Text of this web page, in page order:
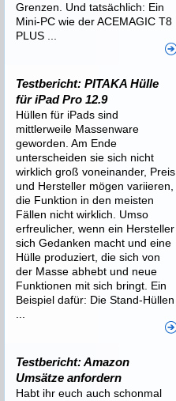
Grenzen. Und tatsächlich: Ein
Mini-PC wie der ACEMAGIC T8
PLUS ...
Testbericht: PITAKA Hülle
für iPad Pro 12.9
Hüllen für iPads sind
mittlerweile Massenware
geworden. Am Ende
unterscheiden sie sich nicht
wirklich groß voneinander, Preis
und Hersteller mögen variieren,
die Funktion in den meisten
Fällen nicht wirklich. Umso
erfreulicher, wenn ein Hersteller
sich Gedanken macht und eine
Hülle produziert, die sich von
der Masse abhebt und neue
Funktionen mit sich bringt. Ein
Beispiel dafür: Die Stand-Hüllen
Testbericht: Amazon
Umsätze anfordern
Habt ihr euch auch schonmal